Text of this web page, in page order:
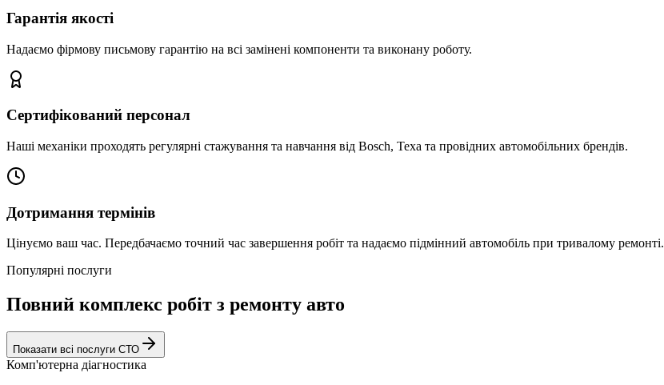
Гарантія якості
Надаємо фірмову письмову гарантію на всі замінені компоненти та виконану роботу.
Сертифікований персонал
Наші механіки проходять регулярні стажування та навчання від Bosch, Texa та провідних автомобільних брендів.
Дотримання термінів
Цінуємо ваш час. Передбачаємо точний час завершення робіт та надаємо підмінний автомобіль при тривалому ремонті.
Популярні послуги
Повний комплекс робіт з ремонту авто
Показати всі послуги СТО
Комп'ютерна діагностика